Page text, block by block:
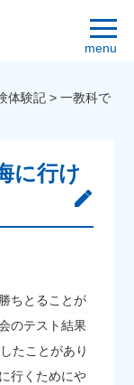
menu
体験記 >一教科で
に行け
ちとることが
のテスト結果
たことがあり
行くためにや